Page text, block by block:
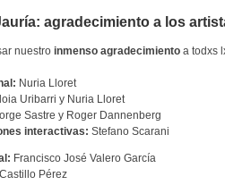
agradecimiento a los
nuestro inmenso agradecimiento a todxs
Nuria Lloret
Uribarri y Nuria Lloret
Sastre y Roger Dannenberg
interactivas: Stefano Scarani
Francisco José Valero García
Pérez